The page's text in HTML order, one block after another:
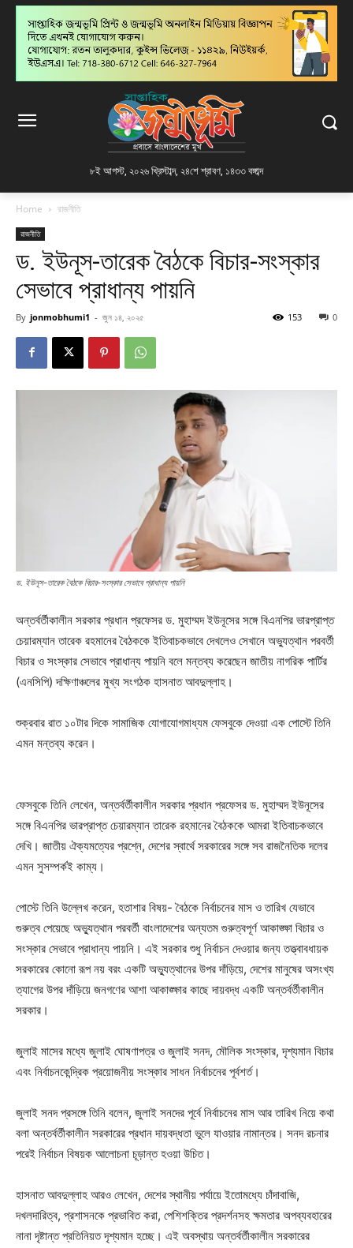
৮ই আগস্ট, ২০২৬ খ্রিস্টাব্দ, ২৪শে শ্রাবণ, ১৪৩৩ বঙ্গাব্দ
Home রাজনীতি
রাজনীতি
ড. ইউনূস-তারেক বৈঠকে বিচার-সংস্কার
সেভাবে প্রাধান্য পায়নি
By jonmobhumi1 - জুন ১৪, ২০২৫ 0
153
ড. ইউনূস-তারেক বৈঠকে বিচার-সংস্কার সেভাবে প্রাধান্য পায়নি
অন্তর্বর্তীকালীন সরকার প্রধান প্রফেসর ড. মুহাম্মদ ইউনূসের সঙ্গে বিএনপির ভারপ্রাপ্ত
চেয়ারম্যান তারেক রহমানের বৈঠককে ইতিবাচকভাবে দেখলেও সেখানে অভ্যুত্থান পরবর্তী
বিচার ও সংস্কার সেভাবে প্রাধান্য পায়নি বলে মন্তব্য করেছেন জাতীয় নাগরিক পার্টির
(এনসিপি) দক্ষিণাঞ্চলের মুখ্য সংগঠক হাসনাত আবদুল্লাহ।
শুক্রবার রাত ১০টার দিকে সামাজিক যোগাযোগমাধ্যম ফেসবুকে দেওয়া এক পোস্টে তিনি
এমন মন্তব্য করেন।
ফেসবুকে তিনি লেখেন, অন্তর্বর্তীকালীন সরকার প্রধান প্রফেসর ড. মুহাম্মদ ইউনূসের
সঙ্গে বিএনপির ভারপ্রাপ্ত চেয়ারম্যান তারেক রহমানের বৈঠককে আমরা ইতিবাচকভাবে
দেখি। জাতীয় ঐক্যমত্যের প্রশ্নে, দেশের স্বার্থে সরকারের সঙ্গে সব রাজনৈতিক দলের
এমন সুসম্পর্কই কাম্য।
পোস্টে তিনি উল্লেখ করেন, হতাশার বিষয়- বৈঠকে নির্বাচনের মাস ও তারিখ যেভাবে
গুরুত্ব পেয়েছে অভ্যুত্থান পরবর্তী বাংলাদেশের অন্যতম গুরুত্বপূর্ণ আকাঙ্ক্ষা বিচার ও
সংস্কার সেভাবে প্রাধান্য পায়নি। এই সরকার শুধু নির্বাচন দেওয়ার জন্য তত্ত্বাবধায়ক
সরকারের কোনো রূপ নয় বরং একটি অভ্যুত্থানের উপর দাঁড়িয়ে, দেশের মানুষের অসংখ্য
ত্যাগের উপর দাঁড়িয়ে জনগণের আশা আকাঙ্ক্ষার কাছে দায়বদ্ধ একটি অন্তর্বর্তীকালীন
সরকার।
জুলাই মাসের মধ্যে জুলাই ঘোষণাপত্র ও জুলাই সনদ, মৌলিক সংস্কার, দৃশ্যমান বিচার
এবং নির্বাচনকেন্দ্রিক প্রয়োজনীয় সংস্কার সাধন নির্বাচনের পূর্বশর্ত।
জুলাই সনদ প্রসঙ্গে তিনি বলেন, জুলাই সনদের পূর্বে নির্বাচনের মাস আর তারিখ নিয়ে কথা
বলা অন্তর্বর্তীকালীন সরকারের প্রধান দায়বদ্ধতা ভুলে যাওয়ার নামান্তর। সনদ রচনার
পরেই নির্বাচন বিষয়ক আলোচনা চূড়ান্ত হওয়া উচিত।
হাসনাত আবদুল্লাহ আরও লেখেন, দেশের স্থানীয় পর্যায়ে ইতোমধ্যে চাঁদাবাজি,
দখলদারিত্ব, প্রশাসনকে প্রভাবিত করা, পেশিশক্তির প্রদর্শনসহ ক্ষমতার অপব্যবহারের
নানা দৃষ্টান্ত প্রতিনিয়ত দৃশ্যমান হচ্ছে। এই অবস্থায় অন্তর্বর্তীকালীন সরকারের